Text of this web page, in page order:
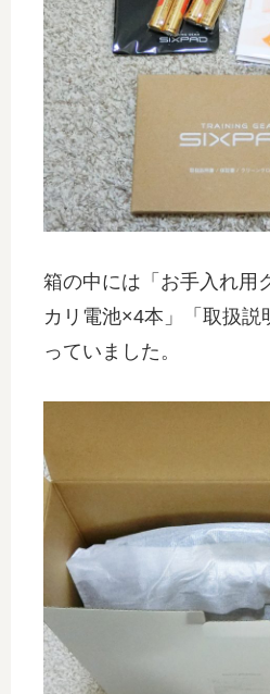
箱の中には「お手入れ用
カリ電池×4本」「取扱説
っていました。